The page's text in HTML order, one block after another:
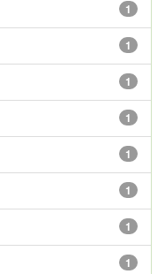
1
1
1
1
1
1
1
1